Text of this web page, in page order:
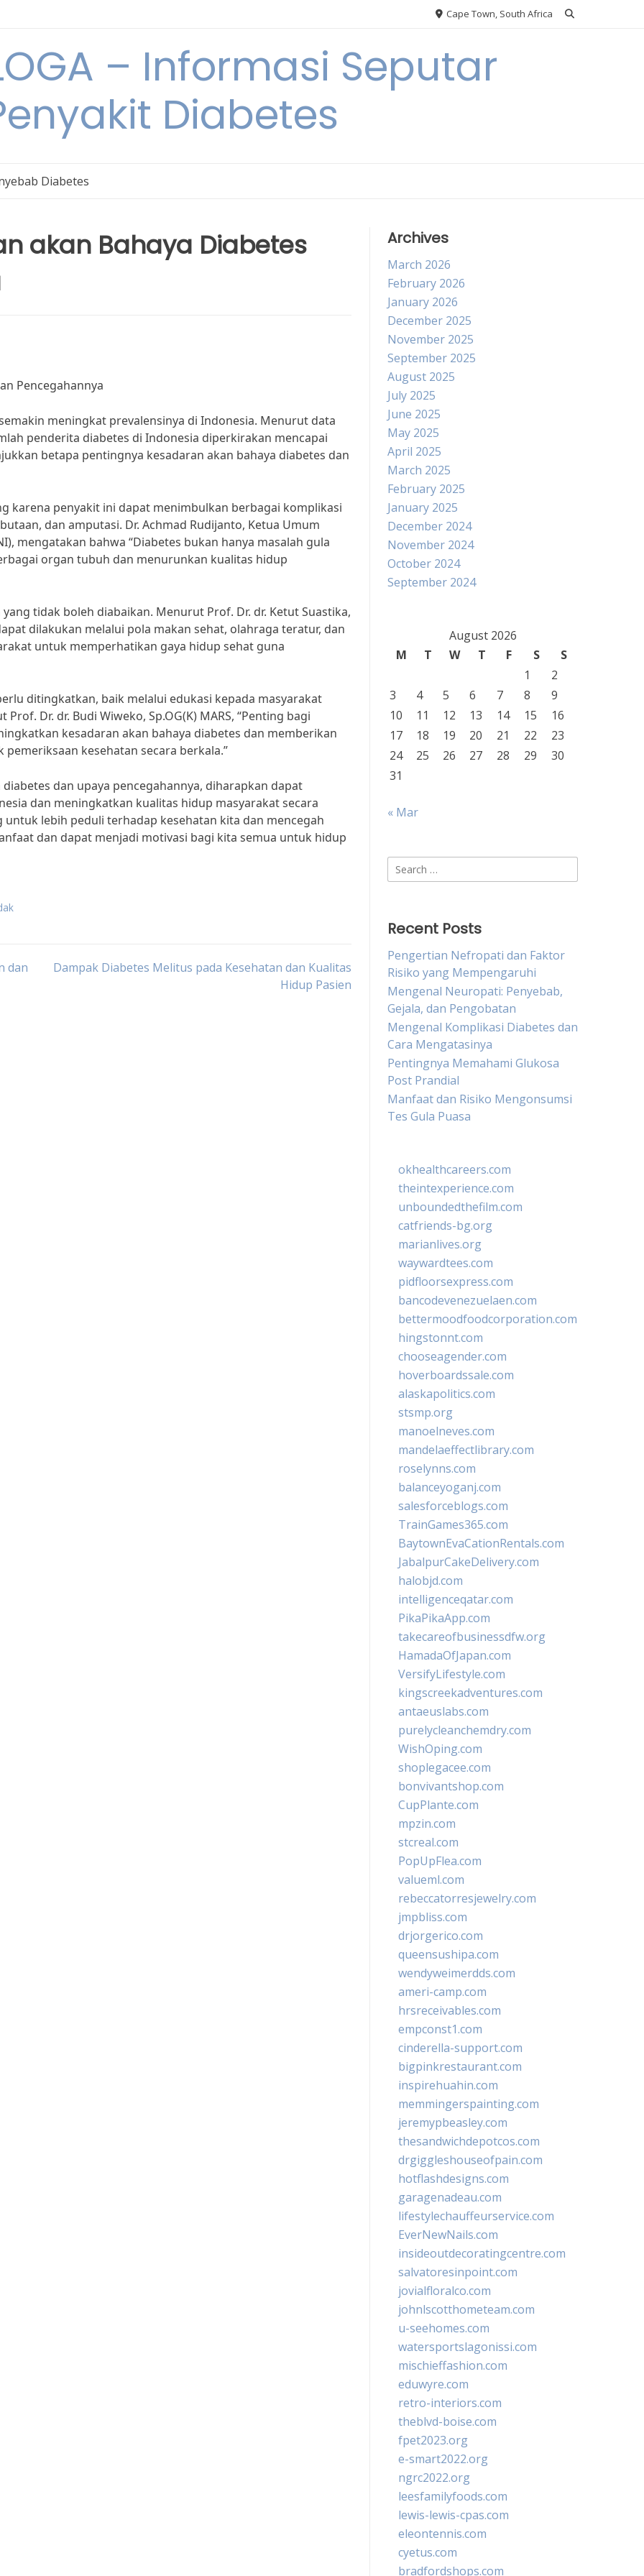
Cape Town, South Africa
– Informasi Seputar
Diabetes
Diabetes
akan Bahaya Diabetes
Pencegahannya
meningkat prevalensinya di Indonesia. Menurut data
penderita diabetes di Indonesia diperkirakan mencapai
betapa pentingnya kesadaran akan bahaya diabetes dan
karena penyakit ini dapat menimbulkan berbagai komplikasi
dan amputasi. Dr. Achmad Rudijanto, Ketua Umum
mengatakan bahwa “Diabetes bukan hanya masalah gula
organ tubuh dan menurunkan kualitas hidup
tidak boleh diabaikan. Menurut Prof. Dr. dr. Ketut Suastika,
dilakukan melalui pola makan sehat, olahraga teratur, dan
untuk memperhatikan gaya hidup sehat guna
ditingkatkan, baik melalui edukasi kepada masyarakat
Dr. dr. Budi Wiweko, Sp.OG(K) MARS, “Penting bagi
kesadaran akan bahaya diabetes dan memberikan
kesehatan secara berkala.”
dan upaya pencegahannya, diharapkan dapat
dan meningkatkan kualitas hidup masyarakat secara
lebih peduli terhadap kesehatan kita dan mencegah
dan dapat menjadi motivasi bagi kita semua untuk hidup
dan
Dampak Diabetes Melitus pada Kesehatan dan Kualitas
Hidup Pasien
Archives
March 2026
February 2026
January 2026
December 2025
November 2025
September 2025
August 2025
July 2025
June 2025
May 2025
April 2025
March 2025
February 2025
January 2025
December 2024
November 2024
October 2024
September 2024
August 2026
M
T W T F S
S
1
2
3
4 5 6 7 8
9
10
11 12 13 14 15
16
17
18 19 20 21 22
23
24
25 26 27 28 29
30
31
« Mar
Search
for:
Recent Posts
Pengertian Nefropati dan Faktor
Risiko yang Mempengaruhi
Mengenal Neuropati: Penyebab,
Gejala, dan Pengobatan
Mengenal Komplikasi Diabetes dan
Cara Mengatasinya
Pentingnya Memahami Glukosa
Post Prandial
Manfaat dan Risiko Mengonsumsi
Tes Gula Puasa
okhealthcareers.com
theintexperience.com
unboundedthefilm.com
catfriends-bg.org
marianlives.org
waywardtees.com
pidfloorsexpress.com
bancodevenezuelaen.com
bettermoodfoodcorporation.com
hingstonnt.com
chooseagender.com
hoverboardssale.com
alaskapolitics.com
stsmp.org
manoelneves.com
mandelaeffectlibrary.com
roselynns.com
balanceyoganj.com
salesforceblogs.com
TrainGames365.com
BaytownEvaCationRentals.com
JabalpurCakeDelivery.com
halobjd.com
intelligenceqatar.com
PikaPikaApp.com
takecareofbusinessdfw.org
HamadaOfJapan.com
VersifyLifestyle.com
kingscreekadventures.com
antaeuslabs.com
purelycleanchemdry.com
WishOping.com
shoplegacee.com
bonvivantshop.com
CupPlante.com
mpzin.com
stcreal.com
PopUpFlea.com
valueml.com
rebeccatorresjewelry.com
jmpbliss.com
drjorgerico.com
queensushipa.com
wendyweimerdds.com
ameri-camp.com
hrsreceivables.com
empconst1.com
cinderella-support.com
bigpinkrestaurant.com
inspirehuahin.com
memmingerspainting.com
jeremypbeasley.com
thesandwichdepotcos.com
drgiggleshouseofpain.com
hotflashdesigns.com
garagenadeau.com
lifestylechauffeurservice.com
EverNewNails.com
insideoutdecoratingcentre.com
salvatoresinpoint.com
jovialfloralco.com
johnlscotthometeam.com
u-seehomes.com
watersportslagonissi.com
mischieffashion.com
eduwyre.com
retro-interiors.com
theblvd-boise.com
fpet2023.org
e-smart2022.org
ngrc2022.org
leesfamilyfoods.com
lewis-lewis-cpas.com
eleontennis.com
cyetus.com
bradfordshops.com